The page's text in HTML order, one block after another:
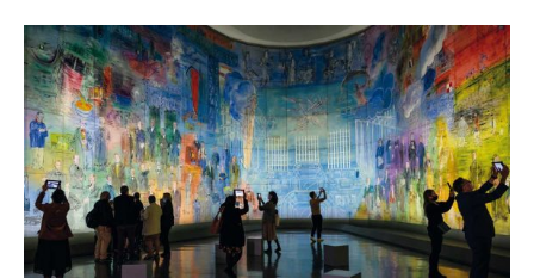
Publications
Vidéos
Membres